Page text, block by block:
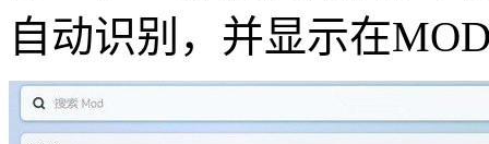
自动识别，并显示在